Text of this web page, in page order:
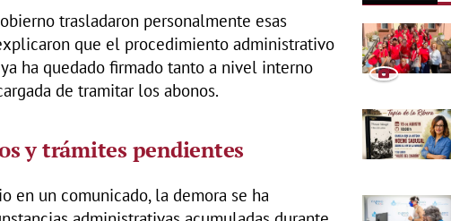
trasladaron personalmente esas
que el procedimiento administrativo
ha quedado firmado tanto a nivel interno
de tramitar los abonos.
y trámites pendientes
en un comunicado, la demora se ha